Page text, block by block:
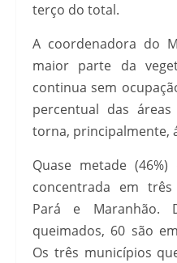
terço do total.
A coordenadora do
maior parte da
continua sem
percentual das
torna, principalmente,
Quase metade
concentrada em
Pará e Maranhão.
queimados, 60 são
Os três municípios